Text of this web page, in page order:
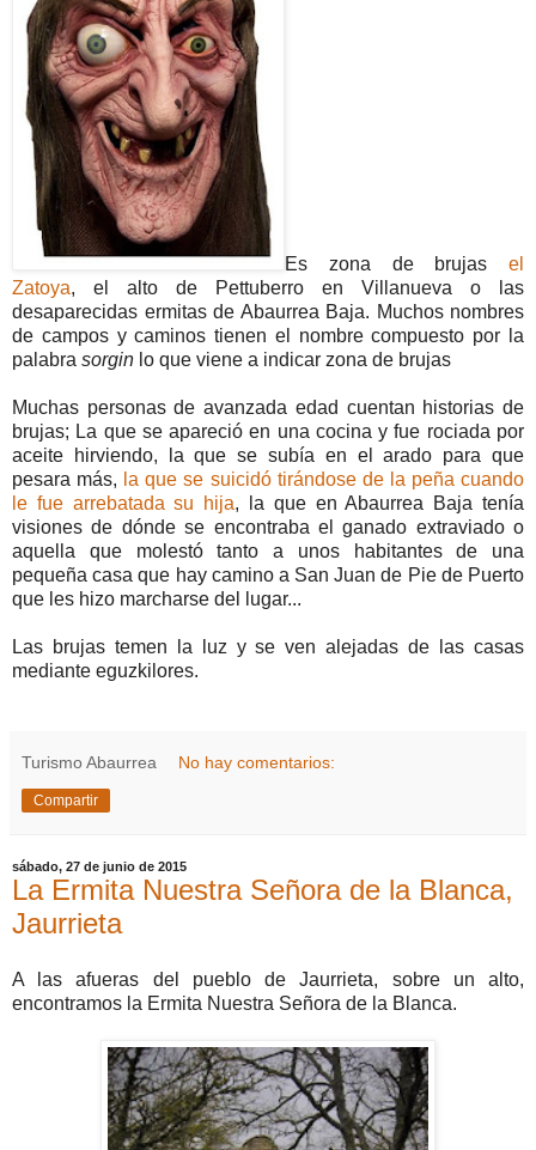
Es zona de brujas el
Zatoya, el alto de Pettuberro en Villanueva o las
desaparecidas ermitas de Abaurrea Baja. Muchos nombres
de campos y caminos tienen el nombre compuesto por la
palabra sorgin lo que viene a indicar zona de brujas
Muchas personas de avanzada edad cuentan historias de
brujas; La que se apareció en una cocina y fue rociada por
aceite hirviendo, la que se subía en el arado para que
pesara más, la que se suicidó tirándose de la peña cuando
le fue arrebatada su hija, la que en Abaurrea Baja tenía
visiones de dónde se encontraba el ganado extraviado o
aquella que molestó tanto a unos habitantes de una
pequeña casa que hay camino a San Juan de Pie de Puerto
que les hizo marcharse del lugar...
Las brujas temen la luz y se ven alejadas de las casas
mediante eguzkilores.
Turismo Abaurrea No hay comentarios:
Compartir
sábado, 27 de junio de 2015
La Ermita Nuestra Señora de la Blanca,
Jaurrieta
A las afueras del pueblo de Jaurrieta, sobre un alto,
encontramos la Ermita Nuestra Señora de la Blanca.